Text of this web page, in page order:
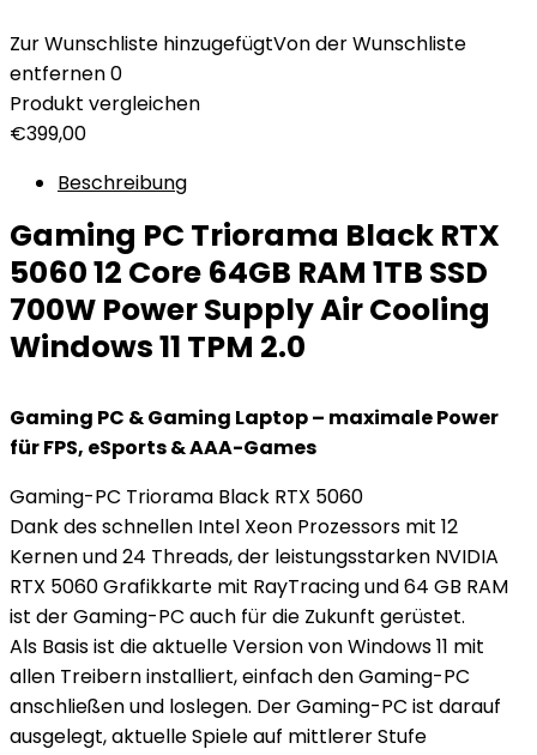
Zur Wunschliste hinzugefügtVon der Wunschliste
entfernen0
Produkt vergleichen
€399,00
Beschreibung
Gaming PC Triorama Black RTX
5060 12 Core 64GB RAM 1TB SSD
700W Power Supply Air Cooling
Windows 11 TPM 2.0
Gaming PC & Gaming Laptop – maximale Power
für FPS, eSports & AAA-Games
Gaming-PC Triorama Black RTX 5060
Dank des schnellen Intel Xeon Prozessors mit 12
Kernen und 24 Threads, der leistungsstarken NVIDIA
RTX 5060 Grafikkarte mit RayTracing und 64 GB RAM
ist der Gaming-PC auch für die Zukunft gerüstet.
Als Basis ist die aktuelle Version von Windows 11 mit
allen Treibern installiert, einfach den Gaming-PC
anschließen und loslegen. Der Gaming-PC ist darauf
ausgelegt, aktuelle Spiele auf mittlerer Stufe